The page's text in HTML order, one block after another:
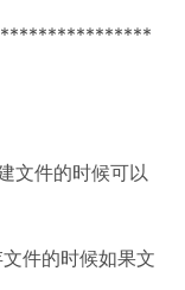
文件的时候可以
件的时候如果文